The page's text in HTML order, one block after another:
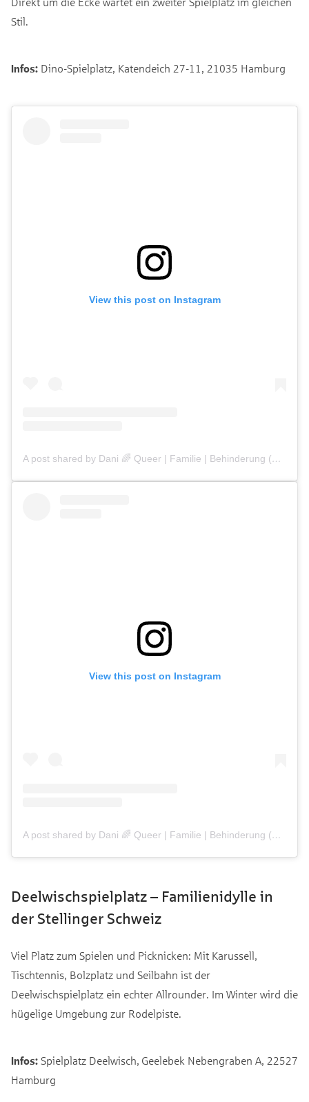
Stil.
Infos: Dino-Spielplatz, Katendeich 27-11, 21035 Hamburg
View this post on Instagram
A post shared by Dani 🌈 Queer | Familie | Behinderung (@siebenkilopaket)
View this post on Instagram
A post shared by Dani 🌈 Queer | Familie | Behinderung (@siebenkilopaket)
Deelwischspielplatz – Familienidylle in
der Stellinger Schweiz
Viel Platz zum Spielen und Picknicken: Mit Karussell,
Tischtennis, Bolzplatz und Seilbahn ist der
Deelwischspielplatz ein echter Allrounder. Im Winter wird die
hügelige Umgebung zur Rodelpiste.
Infos: Spielplatz Deelwisch, Geelebek Nebengraben A, 22527
Hamburg